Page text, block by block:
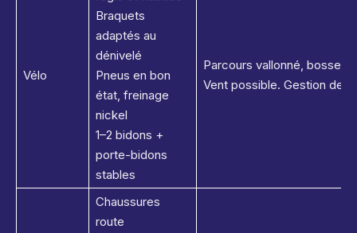
Vélo
Braquets
adaptés au
dénivelé
Pneus en bon
état, freinage
nickel
1–2 bidons +
porte-bidons
stables
Parcours vallonné,
Vent possible. Gestion de
Chaussures
route